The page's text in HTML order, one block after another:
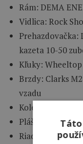
Rám: DEMA
Vidlica: Rock
Prehazdovačka:
kazeta 10-50
Kľuky:
Brzdy: Clarks
vzadu
Kolesá: WTB ST
Plášte: Maxxis
Riadidlá: Extend